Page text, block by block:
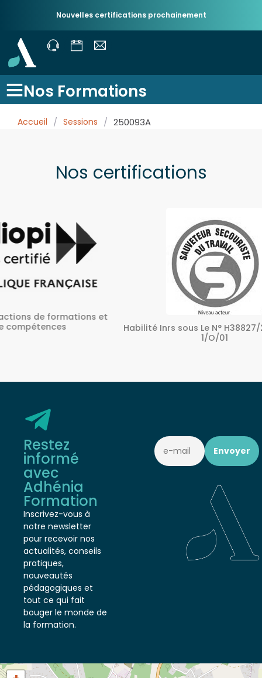
Nouvelles certifications prochainement
Nos Formations
Accueil / Sessions / 250093A
Nos certifications
et
Habilité Inrs sous Le N° H38827/2022/SST-
Restez
informé
avec
Adhénia
Formation
Inscrivez-vous à
notre newsletter
pour recevoir nos
actualités, conseils
pratiques,
nouveautés
pédagogiques et
tout ce qui fait
bouger le monde de
la formation.